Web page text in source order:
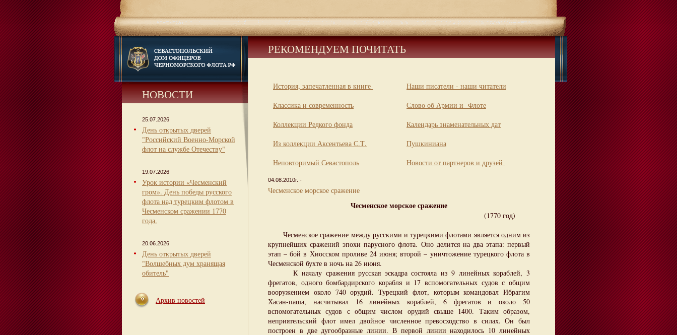
НОВОСТИ
25.07.2026
День открытых дверей
"Российский Военно-Морской
флот на службе Отечеству"
19.07.2026
Урок истории «Чесменский
гром». День победы русского
флота над турецким флотом в
Чесменском сражении 1770
года.
20.06.2026
День открытых дверей
"Волшебных дум хранящая
обитель"
Архив новостей
РЕКОМЕНДУЕМ ПОЧИТАТЬ
История, запечатленная в книге
Классика и современность
Коллекции Редкого фонда
Из коллекции Аксентьева С.Т.
Неповторимый Севастополь
Наши писатели - наши читатели
Слово об Армии и Флоте
Календарь знаменательных дат
Пушкиниана
Новости от партнеров и друзей
04.08.2010г. -
Чесменское морское сражение
Чесменское морское сражение
(1770 год)
Чесменское сражение между русскими и турецкими флотами является одним из
крупнейших сражений эпохи парусного флота. Оно делится на два этапа: первый
этап – бой в Хиосском проливе 24 июня; второй – уничтожение турецкого флота в
Чесменской бухте в ночь на 26 июня.
К началу сражения русская эскадра состояла из 9 линейных кораблей, 3
фрегатов, одного бомбардирского корабля и 17 вспомогательных судов с общим
вооружением около 740 орудий. Турецкий флот, которым командовал Ибрагим
Хасан-паша, насчитывал 16 линейных кораблей, 6 фрегатов и около 50
вспомогательных судов с общим числом орудий свыше 1400. Таким образом,
неприятельский флот имел двойное численное превосходство в силах. Он был
построен в две дугообразные линии. В первой линии находилось 10 линейных